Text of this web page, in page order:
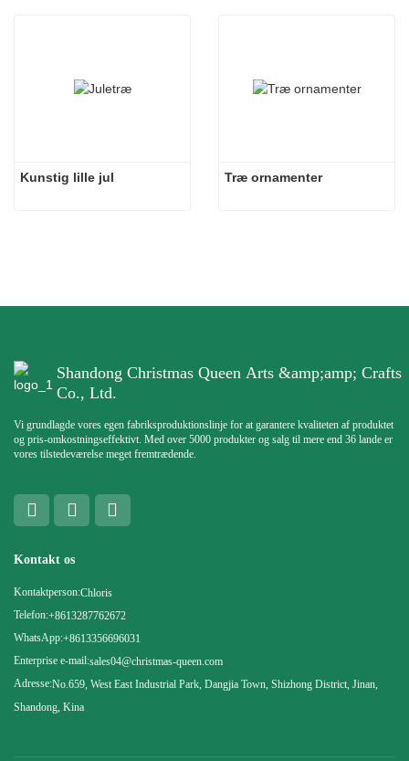
Kunstig lille jul Træ ornamenter
Shandong Christmas Queen Arts &amp;amp; Crafts
Co., Ltd.
Vi grundlagde vores egen fabriksproduktionslinje for at garantere kvaliteten af ​​produktet
og pris-omkostningseffektivt. Med over 5000 produkter og salg til mere end 36 lande er
vores tilstedeværelse meget fremtrædende.
Kontakt os
Kontaktperson:Chloris
Telefon:+8613287762672
WhatsApp:+8613356696031
Enterprise e-mail:sales04@christmas-queen.com
Adresse:No.659, West East Industrial Park, Dangjia Town, Shizhong District, Jinan,
Shandong, Kina